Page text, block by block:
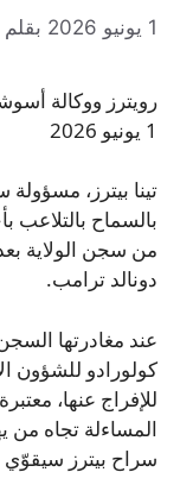
1 يونيو 2026 بقلم
رويترز ووكالة
1 يونيو 2026
تينا بيترز،
بالسماح بالتلاعب
من سجن الولاية
دونالد ترامب.
عند مغادرتها
كولورادو للشؤون
للإفراج عنها،
المساءلة تجاه من
سراح بيترز سيقوّي